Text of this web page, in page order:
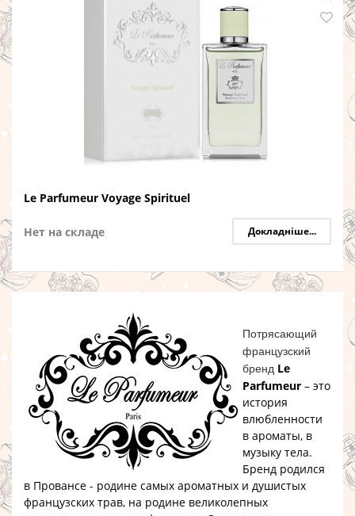
Le Parfumeur Voyage Spirituel
Нет на складе Докладніше...
Потрясающий
французский
бренд Le
Parfumeur – это
история
влюбленности
в ароматы, в
музыку тела.
Бренд родился
в Провансе - родине самых ароматных и душистых
французских трав, на родине великолепных